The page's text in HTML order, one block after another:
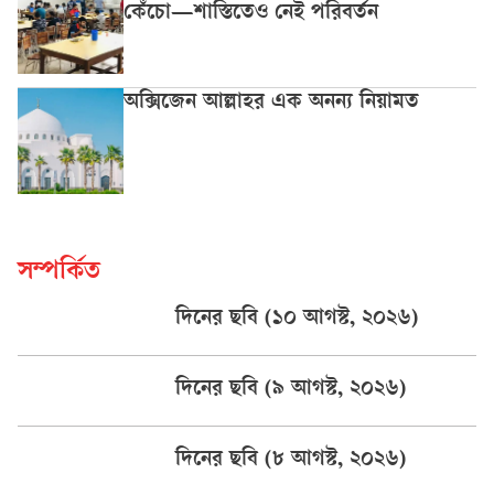
কেঁচো—শাস্তিতেও নেই পরিবর্তন
অক্সিজেন আল্লাহর এক অনন্য নিয়ামত
সম্পর্কিত
দিনের ছবি (১০ আগস্ট, ২০২৬)
দিনের ছবি (৯ আগস্ট, ২০২৬)
দিনের ছবি (৮ আগস্ট, ২০২৬)